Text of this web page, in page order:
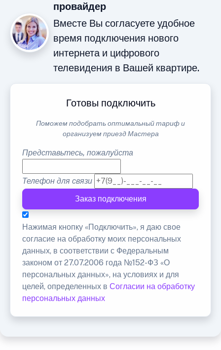
провайдер
Вместе Вы согласуете удобное
время подключения нового
интернета и цифрового
телевидения в Вашей квартире.
Готовы подключить
Поможем подобрать оптимальный тариф и
организуем приезд Мастера
Представьтесь, пожалуйста
Телефон для связи
Заказ подключения
Нажимая кнопку «Подключить», я даю свое
согласие на обработку моих персональных
данных, в соответствии с Федеральным
законом от 27.07.2006 года №152-ФЗ «О
персональных данных», на условиях и для
целей, определенных в Согласии на обработку
персональных данных